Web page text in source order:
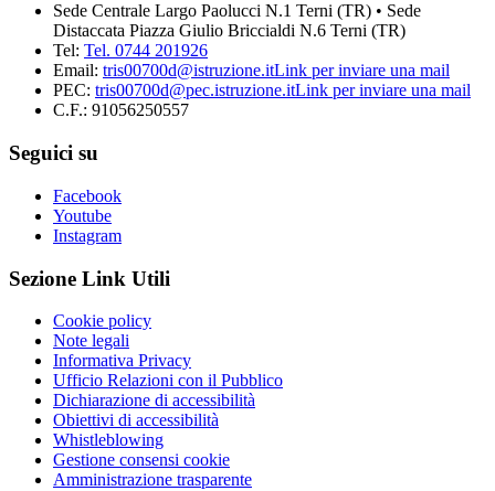
Sede Centrale Largo Paolucci N.1 Terni (TR) • Sede
Distaccata Piazza Giulio Briccialdi N.6 Terni (TR)
Tel: Tel. 0744 201926
Email: tris00700d@istruzione.itLink per inviare una mail
PEC: tris00700d@pec.istruzione.itLink per inviare una mail
C.F.: 91056250557
Seguici su
Facebook
Youtube
Instagram
Sezione Link Utili
Cookie policy
Note legali
Informativa Privacy
Ufficio Relazioni con il Pubblico
Dichiarazione di accessibilità
Obiettivi di accessibilità
Whistleblowing
Gestione consensi cookie
Amministrazione trasparente